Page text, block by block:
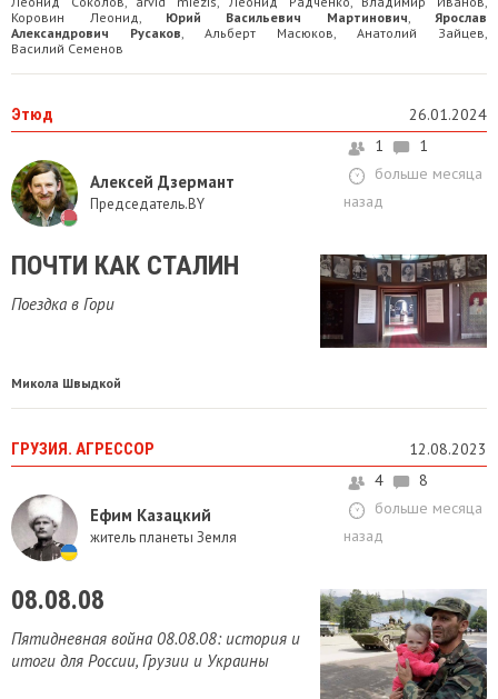
Коровин Леонид, Юрий Васильевич Мартинович,Ярослав
Александрович Русаков, Альберт Масюков, Анатолий Зайцев,
Василий Семенов
Этюд 26.01.2024
Алексей Дзермант
Председатель.BY
1
1
больше месяца
назад
ПОЧТИ КАК СТАЛИН
Поездка в Гори
Микола Швыдкой
ГРУЗИЯ. АГРЕССОР 12.08.2023
Ефим Казацкий
житель планеты Земля
4
8
больше месяца
назад
08.08.08
Пятидневная война 08.08.08: история и
итоги для России, Грузии и Украины